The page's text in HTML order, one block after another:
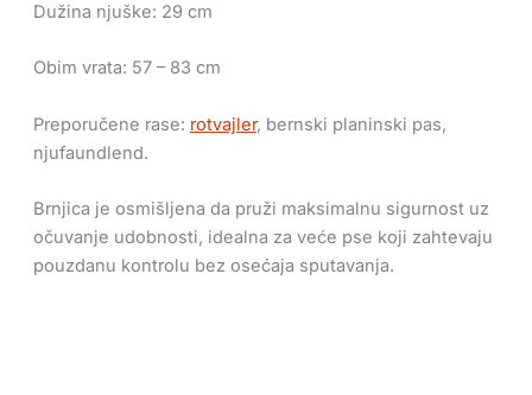
Dužina njuške: 29 cm
Obim vrata: 57 – 83 cm
Preporučene rase: rotvajler, bernski planinski pas,
njufaundlend.
Brnjica je osmišljena da pruži maksimalnu sigurnost uz
očuvanje udobnosti, idealna za veće pse koji zahtevaju
pouzdanu kontrolu bez osećaja sputavanja.